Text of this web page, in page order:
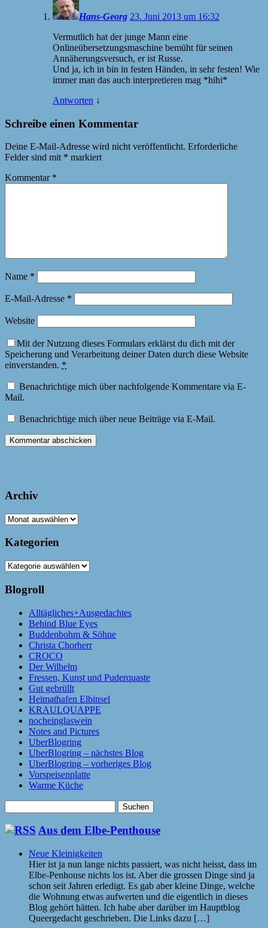
Hans-Georg 23. Juni 2013 um 16:32
Vermutlich hat der junge Mann eine
Onlineübersetzungsmaschine bemüht für seinen
Annäherungsversuch, er ist Russe.
Und ja, ich in bin in festen Händen, in sehr festen! Wie
immer man das auch interpretieren mag *hihi*
Antworten ↓
Schreibe einen Kommentar
Deine E-Mail-Adresse wird nicht veröffentlicht. Erforderliche
Felder sind mit * markiert
Kommentar *
Name *
E-Mail-Adresse *
Website
Mit der Nutzung dieses Formulars erklärst du dich mit der
Speicherung und Verarbeitung deiner Daten durch diese Website
einverstanden. *
Benachrichtige mich über nachfolgende Kommentare via E-
Mail.
Benachrichtige mich über neue Beiträge via E-Mail.
Archiv
Archiv
Kategorien
Kategorien
Blogroll
Alltägliches+Ausgedachtes
Behind Blue Eyes
Buddenbohm & Söhne
Christa Chorherr
CROCO
Der Wilhelm
Fressen, Kunst und Puderquaste
Gut gebrüllt
Heimathafen Elbinsel
KRAULQUAPPE
nocheinglaswein
Notes and Pictures
UberBlogring
UberBlogring – nächstes Blog
UberBlogring – vorheriges Blog
Vorspeisenplatte
Warme Küche
nach:
Aus dem Elbe-Penthouse
Neue Kleinigkeiten
Hier ist ja nun lange nichts passiert, was nicht heisst, dass im
Elbe-Penhouse nichts los ist. Aber die grossen Dinge sind ja
schon seit Jahren erledigt. Es gab aber kleine Dinge, welche
die Wohnung etwas aufwerten und die eigentlich in dieses
Blog gehört hätten. Ich habe aber darüber im Hauptblog
Queergedacht geschrieben. Die Links dazu […]